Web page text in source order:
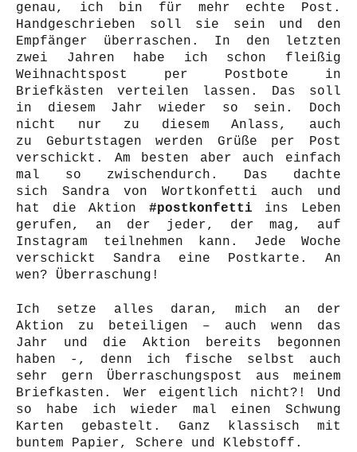
genau, ich bin für mehr echte Post.
Handgeschrieben soll sie sein und den
Empfänger überraschen. In den letzten
zwei Jahren habe ich schon fleißig
Weihnachtspost per Postbote in
Briefkästen verteilen lassen. Das soll
in diesem Jahr wieder so sein. Doch
nicht nur zu diesem Anlass, auch
zu Geburtstagen werden Grüße per Post
verschickt. Am besten aber auch einfach
mal so zwischendurch. Das dachte
sich Sandra von Wortkonfetti auch und
hat die Aktion #postkonfetti ins Leben
gerufen, an der jeder, der mag, auf
Instagram teilnehmen kann. Jede Woche
verschickt Sandra eine Postkarte. An
wen? Überraschung!
Ich setze alles daran, mich an der
Aktion zu beteiligen – auch wenn das
Jahr und die Aktion bereits begonnen
haben -, denn ich fische selbst auch
sehr gern Überraschungspost aus meinem
Briefkasten. Wer eigentlich nicht?! Und
so habe ich wieder mal einen Schwung
Karten gebastelt. Ganz klassisch mit
buntem Papier, Schere und Klebstoff.